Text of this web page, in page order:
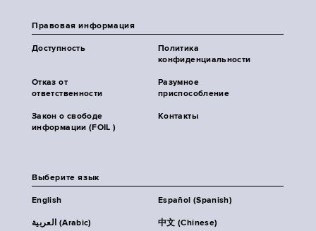
Правовая информация
Доступность
Политика
конфиденциальности
Отказ от
ответственности
Разумное
приспособление
Закон о свободе
информации (FOIL )
Контакты
Выберите язык
English Español (Spanish)
العربية (Arabic) 中文 (Chinese)